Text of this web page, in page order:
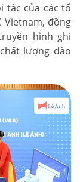
tác của các tổ
Vietnam, đồng
hình ghi
lượng đào